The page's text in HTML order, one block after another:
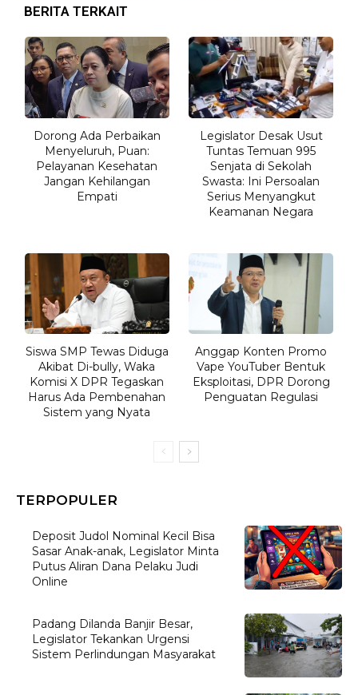
BERITA TERKAIT
Dorong Ada Perbaikan
Menyeluruh, Puan:
Pelayanan Kesehatan
Jangan Kehilangan
Empati
Legislator Desak Usut
Tuntas Temuan 995
Senjata di Sekolah
Swasta: Ini Persoalan
Serius Menyangkut
Keamanan Negara
Siswa SMP Tewas Diduga
Akibat Di-bully, Waka
Komisi X DPR Tegaskan
Harus Ada Pembenahan
Sistem yang Nyata
Anggap Konten Promo
Vape YouTuber Bentuk
Eksploitasi, DPR Dorong
Penguatan Regulasi
TERPOPULER
Deposit Judol Nominal Kecil Bisa
Sasar Anak-anak, Legislator Minta
Putus Aliran Dana Pelaku Judi
Online
Padang Dilanda Banjir Besar,
Legislator Tekankan Urgensi
Sistem Perlindungan Masyarakat